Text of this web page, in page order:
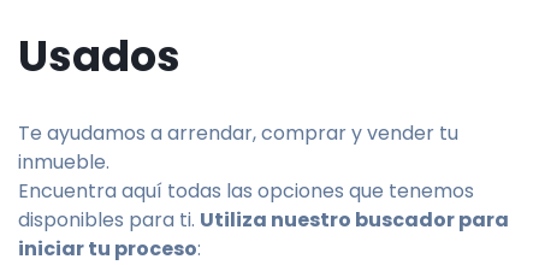
Usados
Te ayudamos a arrendar, comprar y vender tu
inmueble.
Encuentra aquí todas las opciones que tenemos
disponibles para ti. Utiliza nuestro buscador para
iniciar tu proceso: